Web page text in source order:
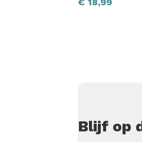
Blijf op